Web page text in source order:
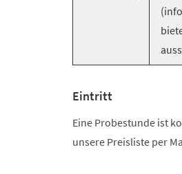
Eintritt
Eine Probestunde ist
unsere Preisliste per